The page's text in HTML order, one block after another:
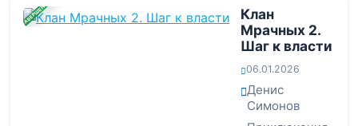
ЗАВЕРШЕНА
Клан
Мрачных 2.
Шаг к власти
06.01.2026
Денис
Симонов